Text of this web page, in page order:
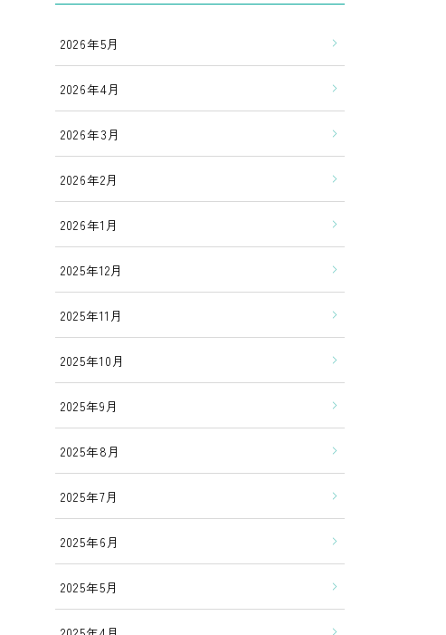
2026年5月
2026年4月
2026年3月
2026年2月
2026年1月
2025年12月
2025年11月
2025年10月
2025年9月
2025年8月
2025年7月
2025年6月
2025年5月